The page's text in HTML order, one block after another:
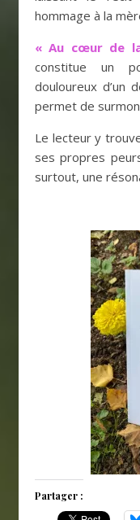
hommage à la
« Au cœur de
constitue un
douloureux d’un
permet de
Le lecteur y
ses propres
surtout, une
Partager :